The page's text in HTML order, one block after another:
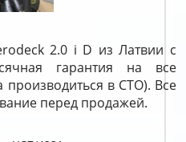
2.0 i D из Латвии с
гарантия на все
производиться в СТО). Все
перед продажей.